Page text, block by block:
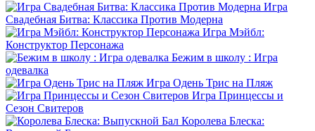
Игра
Свадебная Битва: Классика Против Модерна
Игра Мэйбл:
Конструктор Персонажа
Бежим в школу : Игра
одевалка
Игра Одень Трис на Пляж
Игра Принцессы и
Сезон Свитеров
Королева Блеска: